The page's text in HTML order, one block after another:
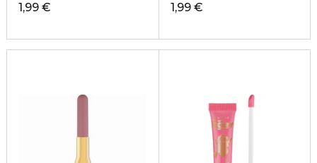
1,99 € 1,99 €